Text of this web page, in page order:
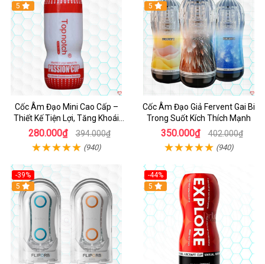
5
Cốc Âm Đạo Mini Cao Cấp –
Thiết Kế Tiện Lợi, Tăng Khoái
Cảm
280.000₫ 394.000₫
(940)
Hot
5
Cốc Âm Đạo Giả Fervent Gai Bi
Trong Suốt Kích Thích Mạnh
350.000₫ 402.000₫
(940)
-39%
Hot
5
-44%
Hot
5